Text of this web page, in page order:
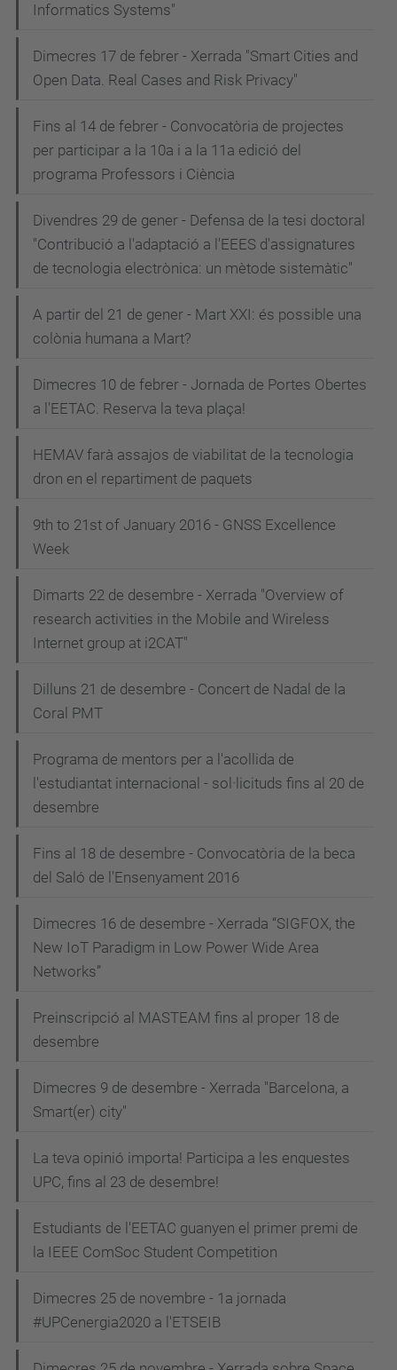
Informatics Systems"
Dimecres 17 de febrer - Xerrada "Smart Cities and
Open Data. Real Cases and Risk Privacy"
Fins al 14 de febrer - Convocatòria de projectes
per participar a la 10a i a la 11a edició del
programa Professors i Ciència
Divendres 29 de gener - Defensa de la tesi doctoral
"Contribució a l'adaptació a l'EEES d'assignatures
de tecnologia electrònica: un mètode sistemàtic"
A partir del 21 de gener - Mart XXI: és possible una
colònia humana a Mart?
Dimecres 10 de febrer - Jornada de Portes Obertes
a l'EETAC. Reserva la teva plaça!
HEMAV farà assajos de viabilitat de la tecnologia
dron en el repartiment de paquets
9th to 21st of January 2016 - GNSS Excellence
Week
Dimarts 22 de desembre - Xerrada "Overview of
research activities in the Mobile and Wireless
Internet group at i2CAT"
Dilluns 21 de desembre - Concert de Nadal de la
Coral PMT
Programa de mentors per a l'acollida de
l'estudiantat internacional - sol·licituds fins al 20 de
desembre
Fins al 18 de desembre - Convocatòria de la beca
del Saló de l'Ensenyament 2016
Dimecres 16 de desembre - Xerrada “SIGFOX, the
New IoT Paradigm in Low Power Wide Area
Networks”
Preinscripció al MASTEAM fins al proper 18 de
desembre
Dimecres 9 de desembre - Xerrada "Barcelona, a
Smart(er) city"
La teva opinió importa! Participa a les enquestes
UPC, fins al 23 de desembre!
Estudiants de l'EETAC guanyen el primer premi de
la IEEE ComSoc Student Competition
Dimecres 25 de novembre - 1a jornada
#UPCenergia2020 a l'ETSEIB